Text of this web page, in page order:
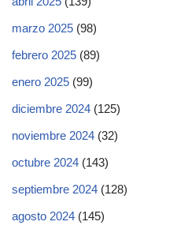
marzo 2025 (98)
febrero 2025 (89)
enero 2025 (99)
diciembre 2024 (125)
noviembre 2024 (32)
octubre 2024 (143)
septiembre 2024 (128)
agosto 2024 (145)